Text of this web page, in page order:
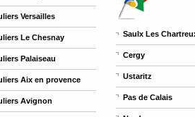
Versailles
Le Chesnay
Palaiseau
Aix en provence
Avignon
Saulx Les
Cergy
Ustaritz
Pas de Calais